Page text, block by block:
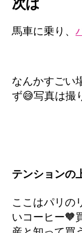
馬車に乗り、
なんかすごい
ず😅写真は撮
テンションの
ここはパリの
いコーヒー🧡